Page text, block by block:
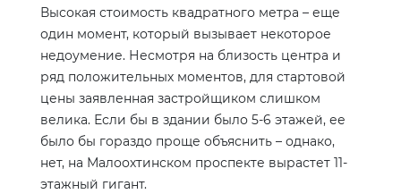
Высокая стоимость квадратного метра – еще
один момент, который вызывает некоторое
недоумение. Несмотря на близость центра и
ряд положительных моментов, для стартовой
цены заявленная застройщиком слишком
велика. Если бы в здании было 5-6 этажей, ее
было бы гораздо проще объяснить – однако,
нет, на Малоохтинском проспекте вырастет 11-
этажный гигант.